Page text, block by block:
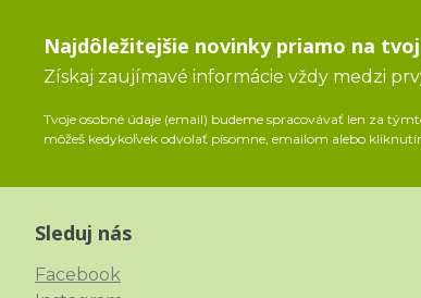
Najdôležitejšie novinky priamo na
Získaj zaujímavé informácie vždy medzi
Tvoje osobné údaje (email) budeme spracovávať len za
môžeš kedykoľvek odvolať písomne, emailom alebo
Sleduj nás
Facebook